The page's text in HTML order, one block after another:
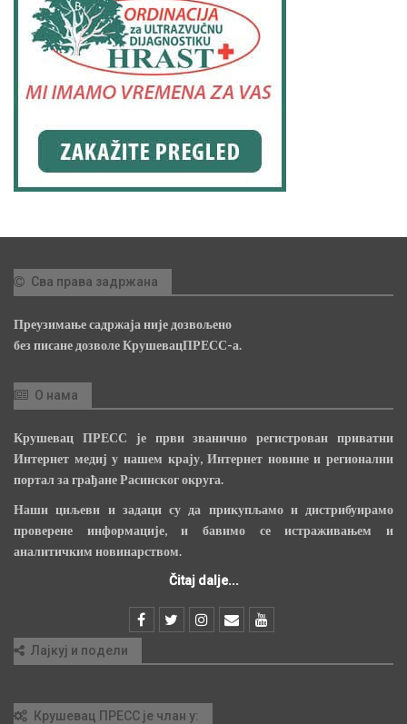
Сва права задржана
Преузимање садржаја није дозвољено
без писане дозволе КрушевацПРЕСС-а.
О нама
Крушевац ПРЕСС је први званично регистрован приватни
Интернет медиј у нашем крају, Интернет новине и регионални
портал за грађане Расинског округа.
Наши циљеви и задаци су да прикупљамо и дистрибуирамо
проверене информације, и бавимо се истраживањем и
аналитичким новинарством.
Čitaj dalje...
Лајкуј и подели
Крушевац ПРЕСС је члан у: